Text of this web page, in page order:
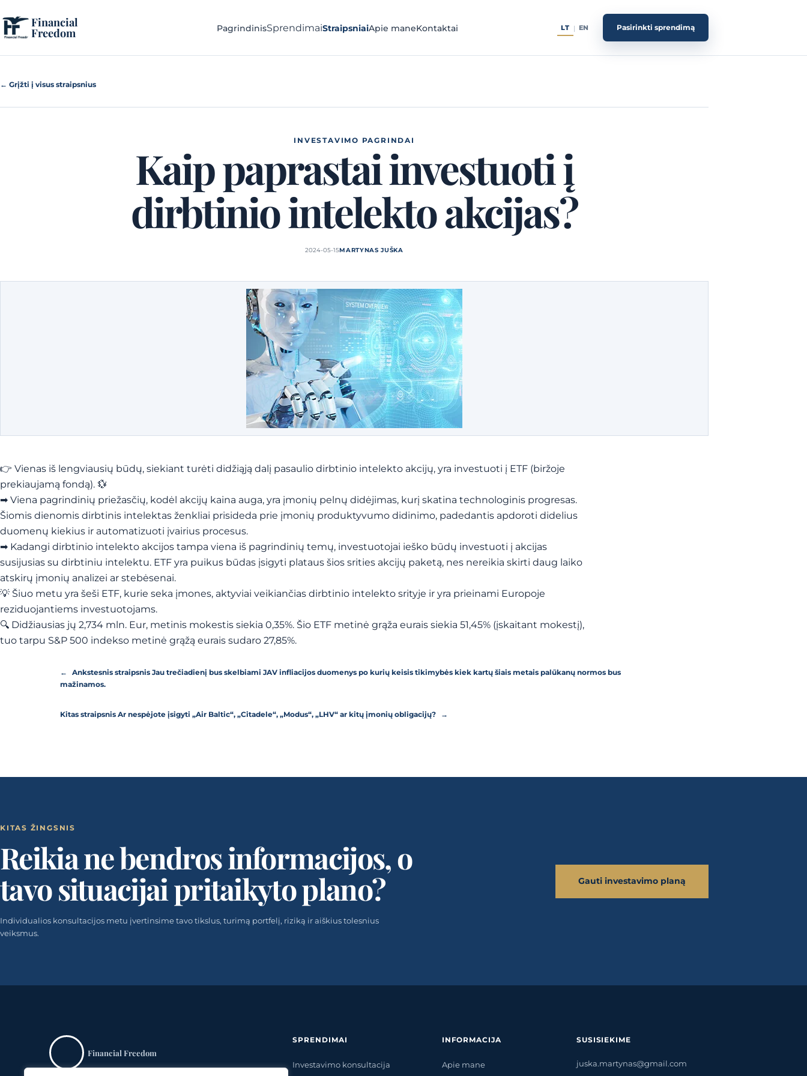
Financial
Freedom PagrindinisSprendimaiStraipsniaiApie maneKontaktai LT | EN Pasirinkti sprendimą
← Grįžti į visus straipsnius
INVESTAVIMO PAGRINDAI
Kaip paprastai investuoti į
dirbtinio intelekto akcijas?
2024-05-15MARTYNAS JUŠKA
👉 Vienas iš lengviausių būdų, siekiant turėti didžiąją dalį pasaulio dirbtinio intelekto akcijų, yra investuoti į ETF (biržoje
prekiaujamą fondą). 💱
➡ Viena pagrindinių priežasčių, kodėl akcijų kaina auga, yra įmonių pelnų didėjimas, kurį skatina technologinis progresas.
Šiomis dienomis dirbtinis intelektas ženkliai prisideda prie įmonių produktyvumo didinimo, padedantis apdoroti didelius
duomenų kiekius ir automatizuoti įvairius procesus.
➡ Kadangi dirbtinio intelekto akcijos tampa viena iš pagrindinių temų, investuotojai ieško būdų investuoti į akcijas
susijusias su dirbtiniu intelektu. ETF yra puikus būdas įsigyti plataus šios srities akcijų paketą, nes nereikia skirti daug laiko
atskirų įmonių analizei ar stebėsenai.
💡 Šiuo metu yra šeši ETF, kurie seka įmones, aktyviai veikiančias dirbtinio intelekto srityje ir yra prieinami Europoje
reziduojantiems investuotojams.
🔍 Didžiausias jų 2,734 mln. Eur, metinis mokestis siekia 0,35%. Šio ETF metinė grąža eurais siekia 51,45% (įskaitant mokestį),
tuo tarpu S&P 500 indekso metinė grąžą eurais sudaro 27,85%.
← Ankstesnis straipsnis Jau trečiadienį bus skelbiami JAV infliacijos duomenys po kurių keisis tikimybės kiek kartų šiais metais palūkanų normos bus
mažinamos.
Kitas straipsnis Ar nespėjote įsigyti „Air Baltic“, „Citadele“, „Modus“, „LHV“ ar kitų įmonių obligacijų? →
KITAS ŽINGSNIS
Reikia ne bendros informacijos, o
tavo situacijai pritaikyto plano?
Individualios konsultacijos metu įvertinsime tavo tikslus, turimą portfelį, riziką ir aiškius tolesnius
veiksmus.
Gauti investavimo planą
Financial Freedom
SPRENDIMAI
Investavimo konsultacija
INFORMACIJA
Apie mane
SUSISIEKIME
juska.martynas@gmail.com